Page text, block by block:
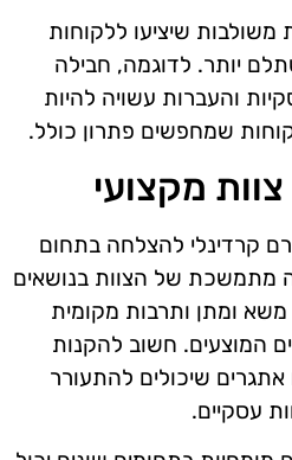
משולבות שיציעו ללקוחות
יותר. לדוגמה, חבילה
והעברות עשויה להיות
שמחפשים פתרון כולל.
מקצועי
קרדינלי להצלחה בתחום
מתמשכת של הצוות בנושאים
משא ומתן ותרבות מקומית
המוצעים. חשוב להקנות
שיכולים להתעורר
עסקיים.